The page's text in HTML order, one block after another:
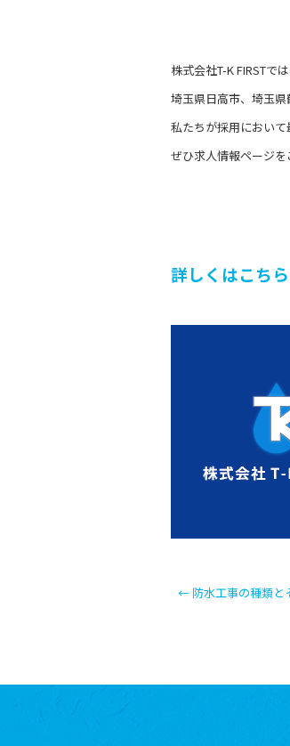
株式会社T-K FIRSTで
埼玉県日高市、埼玉県
私たちが採用において
ぜひ求人情報ページ
詳しくはこちら
← 防水工事の種類と